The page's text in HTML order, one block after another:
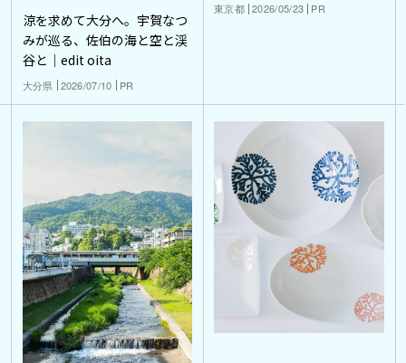
涼を求めて大分へ。宇賀なつ
みが巡る、佐伯の海と空と渓
谷と｜edit oita
大分県 2026/07/10 PR
東京都 2026/05/23 PR